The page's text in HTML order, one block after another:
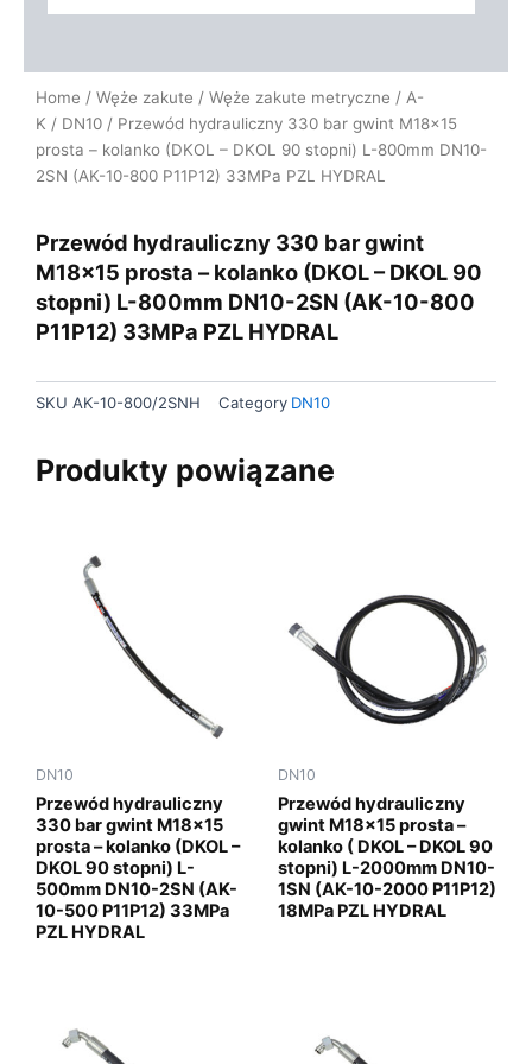
Home / Węże zakute / Węże zakute metryczne / A-
K / DN10 / Przewód hydrauliczny 330 bar gwint M18x15
prosta – kolanko (DKOL – DKOL 90 stopni) L-800mm DN10-
2SN (AK-10-800 P11P12) 33MPa PZL HYDRAL
Przewód hydrauliczny 330 bar gwint
M18x15 prosta – kolanko (DKOL – DKOL 90
stopni) L-800mm DN10-2SN (AK-10-800
P11P12) 33MPa PZL HYDRAL
SKU AK-10-800/2SNH Category DN10
Produkty powiązane
DN10
Przewód hydrauliczny
330 bar gwint M18x15
prosta – kolanko (DKOL –
DKOL 90 stopni) L-
500mm DN10-2SN (AK-
10-500 P11P12) 33MPa
PZL HYDRAL
DN10
Przewód hydrauliczny
gwint M18x15 prosta –
kolanko ( DKOL – DKOL 90
stopni) L-2000mm DN10-
1SN (AK-10-2000 P11P12)
18MPa PZL HYDRAL